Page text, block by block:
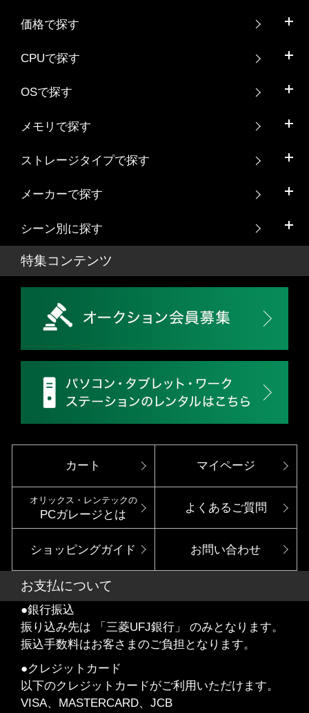
価格で探す
CPUで探す
OSで探す
メモリで探す
ストレージタイプで探す
メーカーで探す
シーン別に探す
特集コンテンツ
カート マイページ
オリックス・レンテックの
PCガレージとは
よくあるご質問
ショッピングガイド お問い合わせ
お支払について
●銀行振込
振り込み先は 「三菱UFJ銀行」 のみとなります。
振込手数料はお客さまのご負担となります。
●クレジットカード
以下のクレジットカードがご利用いただけます。
VISA、MASTERCARD、JCB